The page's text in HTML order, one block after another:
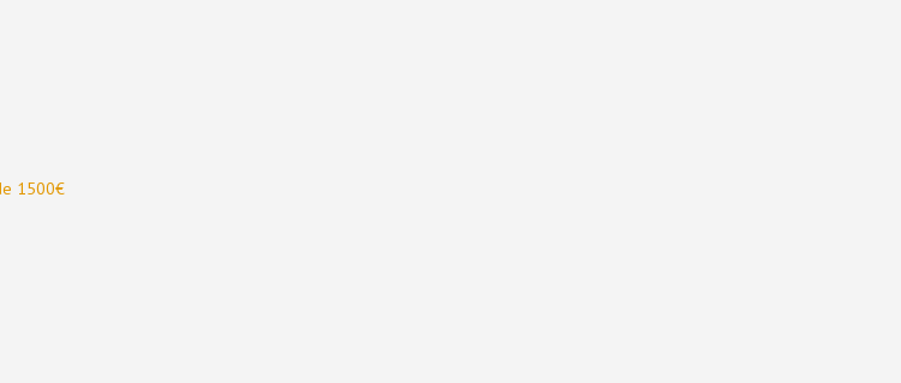
1500€